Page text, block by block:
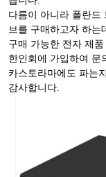
다름이 아니라 폴란드
브를 구매하고자 하는
구매 가능한 전자 제
한인회에 가입하여 문
카스토라마에도 파는
감사합니다.